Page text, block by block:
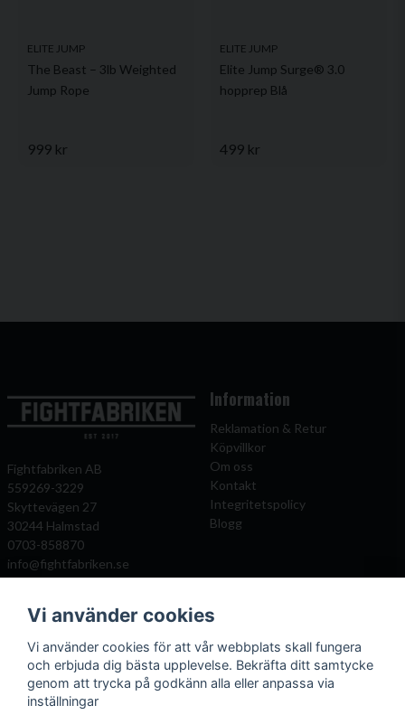
ELITE JUMP
The Beast – 3lb Weighted
Jump Rope
999 kr
ELITE JUMP
Elite Jump Surge® 3.0
hopprep Blå
499 kr
Fightfabriken AB
559269-3229
Skyttevägen 27
30244 Halmstad
0703-858870
info@fightfabriken.se
Information
Reklamation & Retur
Köpvillkor
Om oss
Kontakt
Integritetspolicy
Blogg
Mitt konto
Önskelista
Logga in
Registrera dig
Glömt lösenord?
Populära katagorier
Boxningshandskar
Benskydd
Kampsportsskydd
Vi använder cookies
Vi använder cookies för att vår webbplats skall fungera
och erbjuda dig bästa upplevelse. Bekräfta ditt samtycke
genom att trycka på godkänn alla eller anpassa via
inställningar